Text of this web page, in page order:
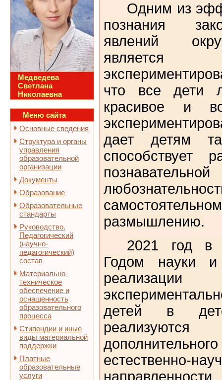
Медведева
Светлана
Николаевна
Меню сайта
Основные сведения
Структура и органы
управления
образовательной
организации
Документы
Образование
Образовательные
стандарты
Руководство.
Педагогический
(научно-
педагогический)
состав
Материально-
техническое
обеспечение и
оснащенность
образовательного
процесса
Стипендии и иные
виды материальной
поддержки
Платные
образовательные
услуги
Одним из
познания
явлений
что все дети
красивое и
дает детям
способствует
размышлению.
2021 год в
Годом науки и
детей в
естественно-